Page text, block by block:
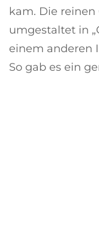
kam. Die
umgestaltet in
einem anderen
So gab es ein